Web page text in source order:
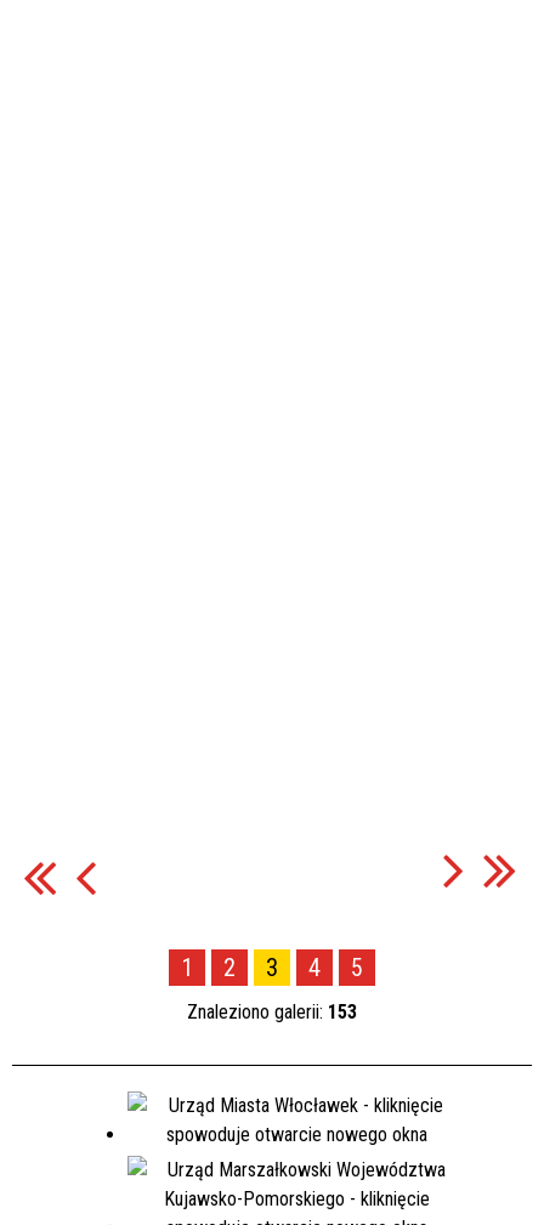
1 2 3 4 5
Znaleziono galerii: 153